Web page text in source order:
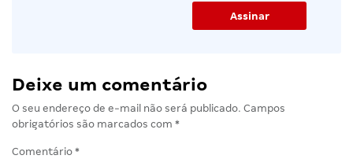
Deixe um comentário
O seu endereço de e-mail não será publicado. Campos
obrigatórios são marcados com *
Comentário *